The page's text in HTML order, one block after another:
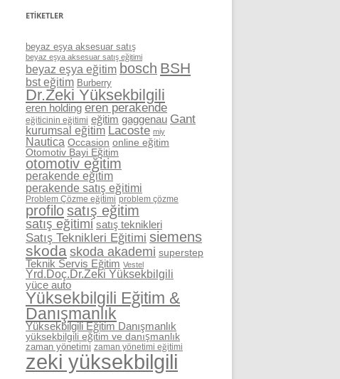
ETIKETLER
beyaz eşya aksesuar satış
beyaz eşya aksesuar satış eğitimi
beyaz eşya eğitim bosch BSH
bst eğitim Burberry
Dr.Zeki Yüksekbilgili
eren holding eren perakende
eğiticinin eğitimi eğitim gaggenau Gant
kurumsal eğitim Lacoste miy
Nautica Occasion online eğitim
Otomotiv Bayi Eğitim
otomotiv eğitim
perakende eğitim
perakende satış eğitimi
Problem Çözme eğitimi problem çözme
profilosatış eğitim
satış eğitimi satış teknikleri
Satış Teknikleri Eğitimi siemens
skoda skoda akademi superstep
Teknik Servis Eğitim Vestel
Yrd.Doç.Dr.Zeki Yüksekbilgili
yüce auto
Yüksekbilgili Eğitim &
Danışmanlık
Yüksekbilgili Eğitim Danışmanlık
yüksekbilgili eğitim ve danışmanlık
zaman yönetimi zaman yönetimi eğitimi
zeki yüksekbilgili